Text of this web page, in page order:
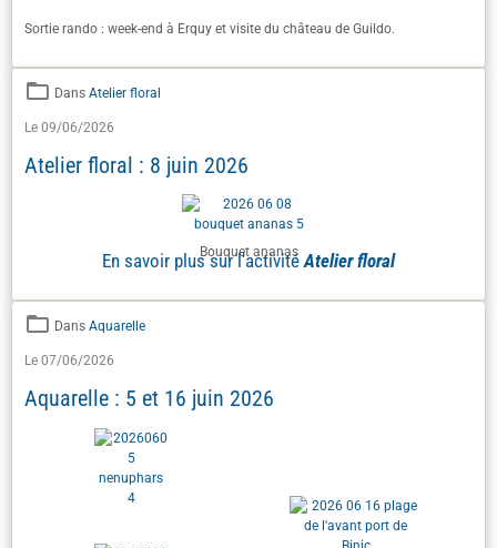
Sortie rando : week-end à Erquy et visite du château de Guildo.
Dans Atelier floral
Le 09/06/2026
Atelier floral : 8 juin 2026
Bouquet ananas
En savoir plus sur l'activitéAtelier floral
Dans Aquarelle
Le 07/06/2026
Aquarelle : 5 et 16 juin 2026